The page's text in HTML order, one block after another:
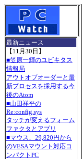
最新ニュース
【11月30日】
■笠原一輝のユビキタス
情報局
アウトオブオーダーと最
新プロセスを採用する今
後のAtom
■山田祥平の
Re:config.sys
タッチが変えるフォーム
ファクタとアプリ
■マウス、29,820円から
のVESAマウント対応コ
ンパクトPC